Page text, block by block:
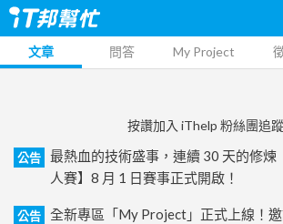
文章 問答 My Project
按讚加入 iThelp 粉絲團追蹤
公告
最熱血的技術盛事，連續 30 天的修煉
人賽】8 月 1 日賽事正式開啟！
公告
全新專區「My Project」正式上線！邀